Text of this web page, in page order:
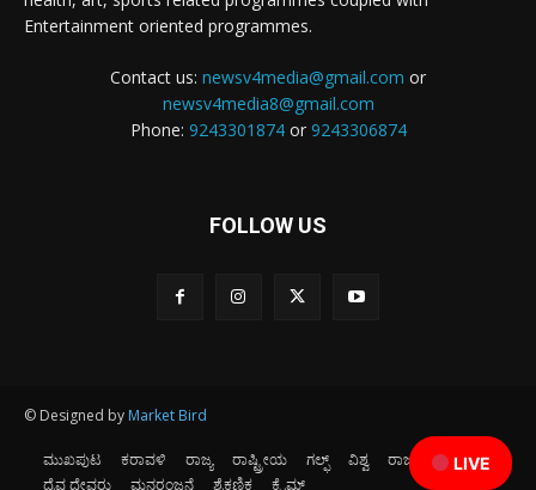
LIVE
Entertainment oriented programmes.
Contact us: newsv4media@gmail.com or
newsv4media8@gmail.com
Phone: 9243301874or 9243306874
FOLLOW US
© Designed by Market Bird
ಮುಖಪುಟ ಕರಾವಳಿ ರಾಜ್ಯ ರಾಷ್ಟ್ರೀಯ ಗಲ್ಫ್ ವಿಶ್ವ ರಾಜಕೀಯ
ಕ್ರೀಡೆ
ದೈವ ದೇವರು
ಮನರಂಜನೆ ಶೈಕ್ಷಣಿಕ ಕ್ರೈಮ್